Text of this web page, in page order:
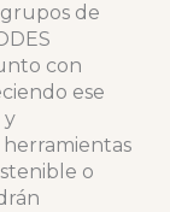
de
con
ese
y
o